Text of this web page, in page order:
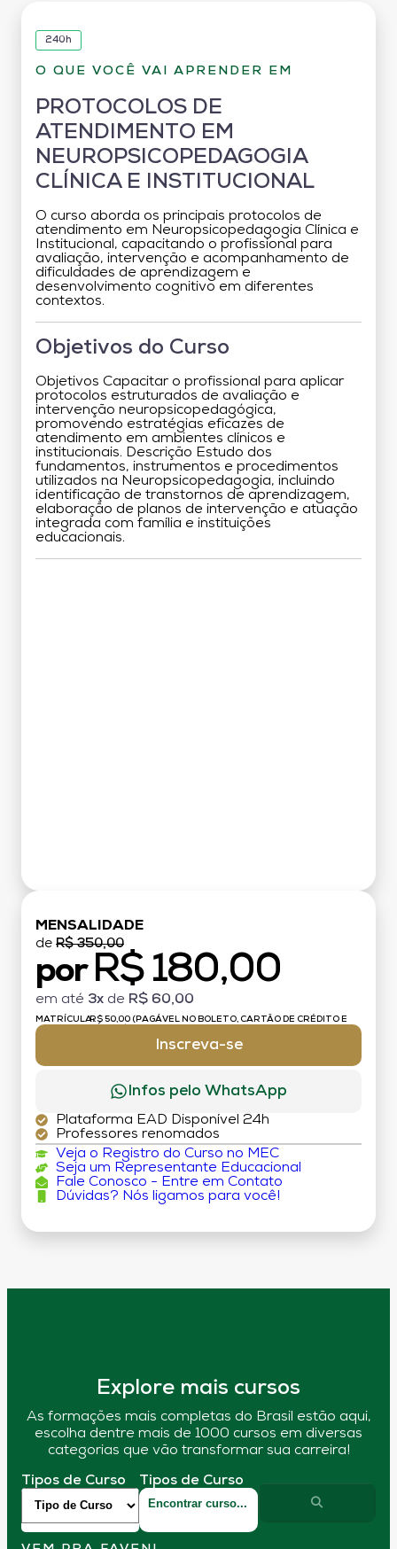
240h
O QUE VOCÊ VAI APRENDER EM
PROTOCOLOS DE
ATENDIMENTO EM
NEUROPSICOPEDAGOGIA
CLÍNICA E INSTITUCIONAL
O curso aborda os principais protocolos de
atendimento em Neuropsicopedagogia Clínica e
Institucional, capacitando o profissional para
avaliação, intervenção e acompanhamento de
dificuldades de aprendizagem e
desenvolvimento cognitivo em diferentes
contextos.
Objetivos do Curso
Objetivos Capacitar o profissional para aplicar
protocolos estruturados de avaliação e
intervenção neuropsicopedagógica,
promovendo estratégias eficazes de
atendimento em ambientes clínicos e
institucionais. Descrição Estudo dos
fundamentos, instrumentos e procedimentos
utilizados na Neuropsicopedagogia, incluindo
identificação de transtornos de aprendizagem,
elaboração de planos de intervenção e atuação
integrada com família e instituições
educacionais.
MENSALIDADE
de R$ 350,00
por R$ 180,00
em até 3x de R$ 60,00
MATRÍCULA:R$ 50,00 (PAGÁVEL NO BOLETO, CARTÃO DE CRÉDITO E
Inscreva-se
Infos pelo WhatsApp
Plataforma EAD Disponível 24h
Professores renomados
Veja o Registro do Curso no MEC
Seja um Representante Educacional
Fale Conosco - Entre em Contato
Dúvidas? Nós ligamos para você!
Explore mais cursos
As formações mais completas do Brasil estão aqui,
escolha dentre mais de 1000 cursos em diversas
categorias que vão transformar sua carreira!
Tipos de Curso Tipos de Curso